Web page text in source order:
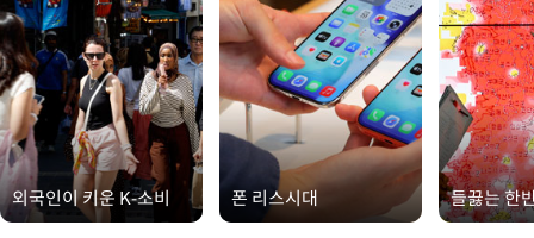
외국인이 키운 K-소비 폰 리스시대 들끓는 한